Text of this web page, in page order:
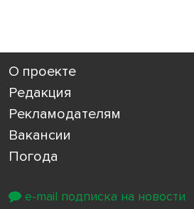
О проекте
Редакция
Рекламодателям
Вакансии
Погода
e-mail подписка на новости